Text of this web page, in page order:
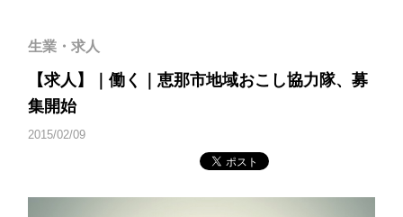
生業・求人
【求人】｜働く｜恵那市地域おこし協力隊、募
集開始
2015/02/09